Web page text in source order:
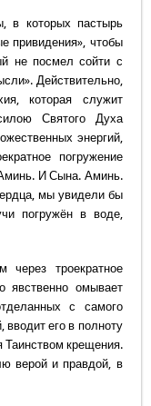
в которых пастырь
привидения», чтобы
не посмел сойти с
Действительно,
которая служит
Святого Духа
энергий,
погружение
И Сына. Аминь.
мы увидели бы
погружён в воде,
через троекратное
явственно омывает
с самого
его в полноту
крещения.
верой и правдой, в